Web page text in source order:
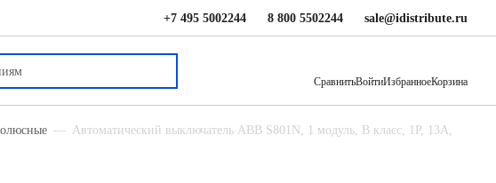
+7 495 5002244 8 800 5502244 sale@idistribute.ru
СравнитьВойтиИзбранноеКорзина
Автоматический выключатель ABB S801N, 1 модуль, B класс, 1P, 13А,